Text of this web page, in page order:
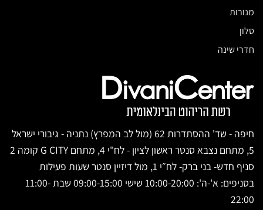
מנורות
סלון
חדרי שינה
חיפה - שד' ההסתדרות 62 (מול לב המפרץ) נתניה - גיבורי ישראל
5, מתחם נצבא סנטר ראשון לציון - לח"י 4, מתחם G CITY קומה 2
סניף חדש- בני ברק- לח״י 1, מול דיזיין סנטר שעות פעילות
בסניפים: א'-ה': 10:00-20:00 שישי 09:00-15:00 שבת 11:00-
22:00